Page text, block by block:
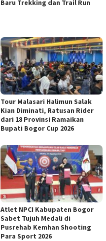
Baru Trekking dan Trail Run
Tour Malasari Halimun Salak
Kian Diminati, Ratusan Rider
dari 18 Provinsi Ramaikan
Bupati Bogor Cup 2026
Atlet NPCI Kabupaten Bogor
Sabet Tujuh Medali di
Pusrehab Kemhan Shooting
Para Sport 2026